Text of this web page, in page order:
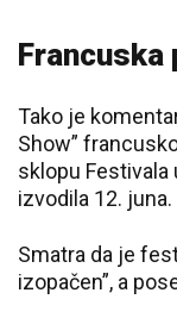
Francuska
Tako je
Show”
sklopu Festivala
izvodila 12. juna.
Smatra da je
izopačen”, a